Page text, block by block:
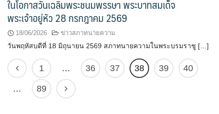
ในโอกาสวันเฉลิมพระชนมพรรษา พระบาทสมเด็จ
พระเจ้าอยู่หัว 28 กรกฎาคม 2569
18/06/2026 ข่าวสภาทนายความ
วันพฤหัสบดีที่ 18 มิถุนายน 2569 สภาทนายความในพระบรมราชู […]
1 … 36 37 38 39 40
… 89